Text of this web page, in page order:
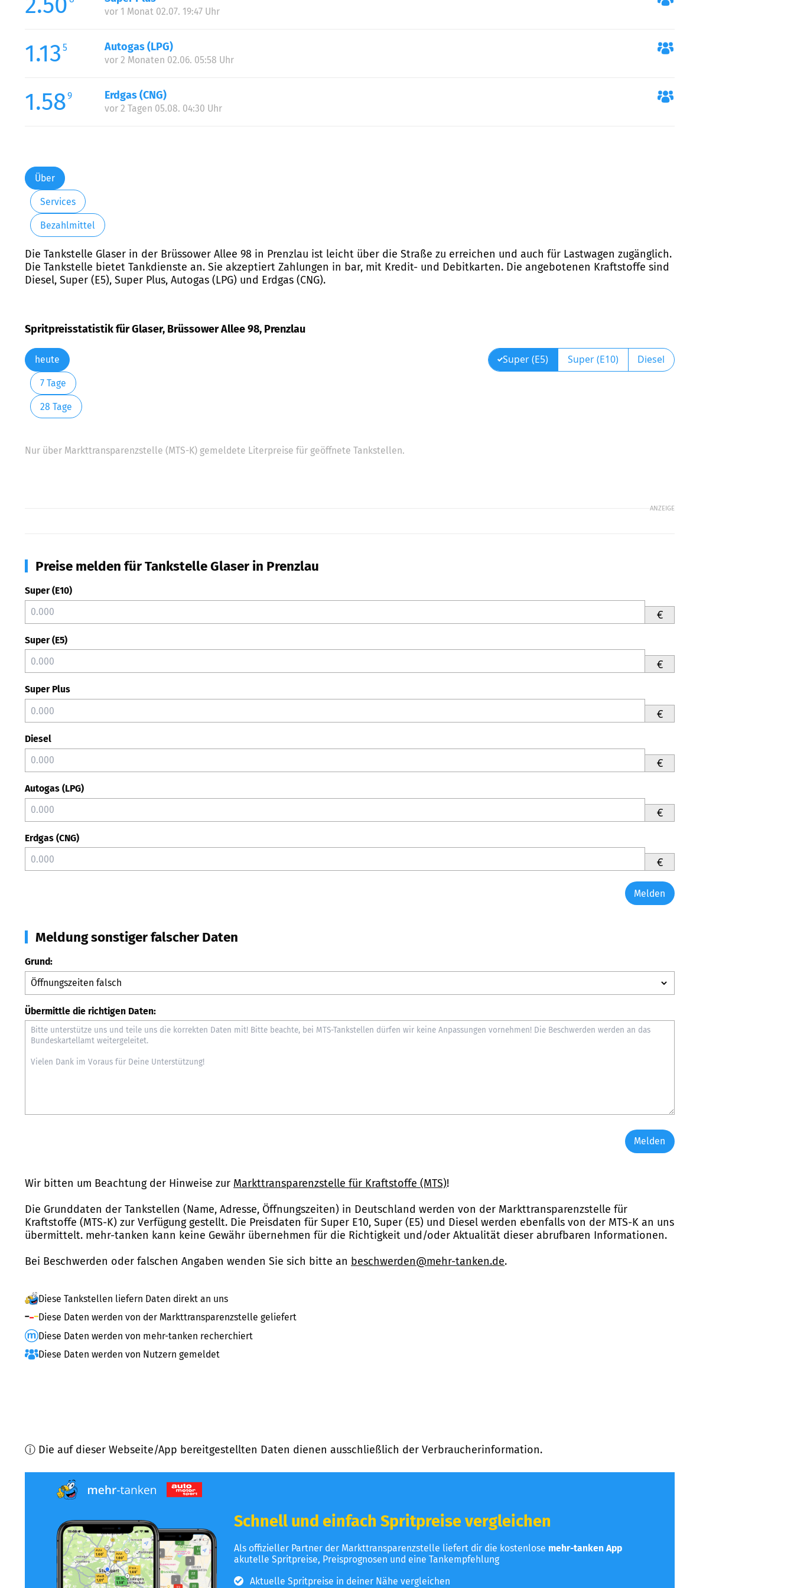
vor 1 Monat 02.07. 19:47 Uhr
1.13 5 Autogas (LPG)
vor 2 Monaten 02.06. 05:58 Uhr
1.589 Erdgas (CNG)
vor 2 Tagen 05.08. 04:30 Uhr
Über
Services
Bezahlmittel
Die Tankstelle Glaser in der Brüssower Allee 98 in Prenzlau ist leicht über die Straße zu erreichen und auch für Lastwagen zugänglich.
Die Tankstelle bietet Tankdienste an. Sie akzeptiert Zahlungen in bar, mit Kredit- und Debitkarten. Die angebotenen Kraftstoffe sind
Diesel, Super (E5), Super Plus, Autogas (LPG) und Erdgas (CNG).
Spritpreisstatistik für Glaser, Brüssower Allee 98, Prenzlau
heute
7 Tage
28 Tage
Super (E5) Super (E10) Diesel
Nur über Markttransparenzstelle (MTS-K) gemeldete Literpreise für geöffnete Tankstellen.
ANZEIGE
Preise melden für Tankstelle Glaser in Prenzlau
Super (E10)
€
Super (E5)
€
Super Plus
€
Diesel
€
Autogas (LPG)
€
Erdgas (CNG)
€
Melden
Meldung sonstiger falscher Daten
Grund:
Übermittle die richtigen Daten:
Melden
Wir bitten um Beachtung der Hinweise zur Markttransparenzstelle für Kraftstoffe (MTS)!
Die Grunddaten der Tankstellen (Name, Adresse, Öffnungszeiten) in Deutschland werden von der Markttransparenzstelle für
Kraftstoffe (MTS-K) zur Verfügung gestellt. Die Preisdaten für Super E10, Super (E5) und Diesel werden ebenfalls von der MTS-K an uns
übermittelt. mehr-tanken kann keine Gewähr übernehmen für die Richtigkeit und/oder Aktualität dieser abrufbaren Informationen.
Bei Beschwerden oder falschen Angaben wenden Sie sich bitte an beschwerden@mehr-tanken.de.
Diese Tankstellen liefern Daten direkt an uns
Diese Daten werden von der Markttransparenzstelle geliefert
Diese Daten werden von mehr-tanken recherchiert
Diese Daten werden von Nutzern gemeldet
ⓘ Die auf dieser Webseite/App bereitgestellten Daten dienen ausschließlich der Verbraucherinformation.
Schnell und einfach Spritpreise vergleichen
Als offizieller Partner der Markttransparenzstelle liefert dir die kostenlose mehr-tanken App
akutelle Spritpreise, Preisprognosen und eine Tankempfehlung
Aktuelle Spritpreise in deiner Nähe vergleichen